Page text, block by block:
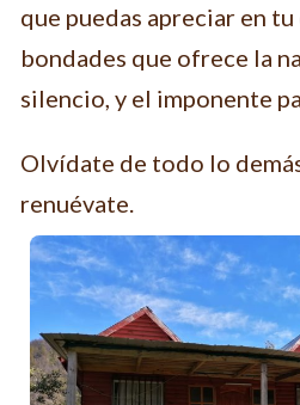
que puedas apreciar en
bondades que ofrece la
silencio, y el imponente
Olvídate de todo lo
renuévate.